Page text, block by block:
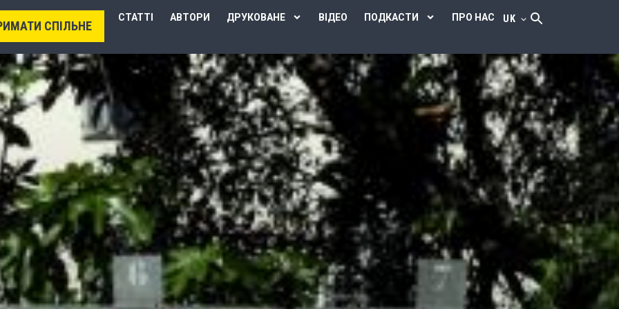
СПІЛЬНЕ
СТАТТІ АВТОРИ ДРУКОВАНЕ ВІДЕО ПОДКАСТИ ПРО НАС UK